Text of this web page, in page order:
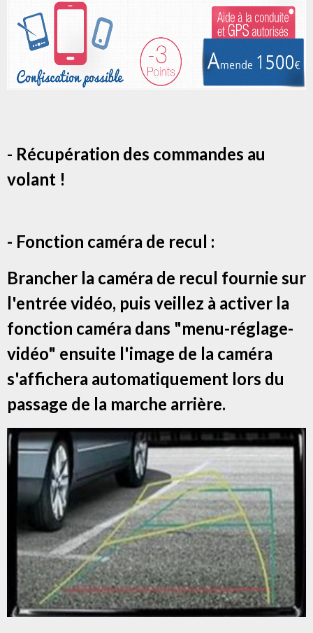
- Récupération des commandes au
volant !
- Fonction caméra de recul :
Brancher la caméra de recul fournie sur
l'entrée vidéo, puis veillez à activer la
fonction caméra dans "menu-réglage-
vidéo" ensuite l'image de la caméra
s'affichera automatiquement lors du
passage de la marche arrière.